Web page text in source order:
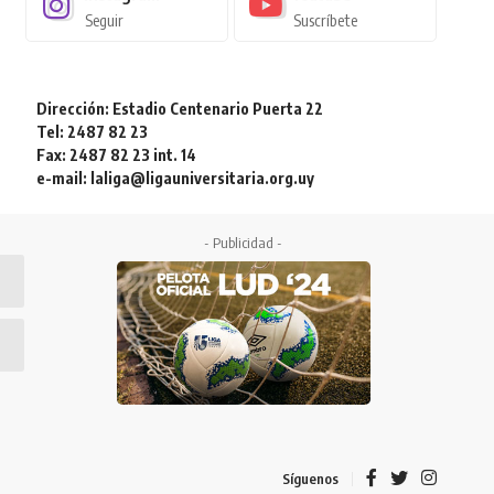
Seguir Suscríbete
Dirección: Estadio Centenario Puerta 22
Tel: 2487 82 23
Fax: 2487 82 23 int. 14
e-mail: laliga@ligauniversitaria.org.uy
- Publicidad -
Síguenos